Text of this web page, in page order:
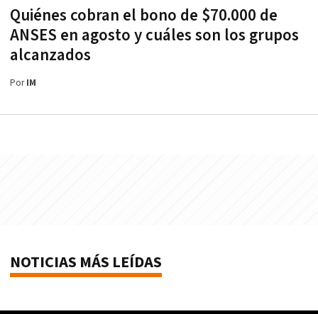
Quiénes cobran el bono de $70.000 de
ANSES en agosto y cuáles son los grupos
alcanzados
PorIM
NOTICIAS MÁS LEÍDAS